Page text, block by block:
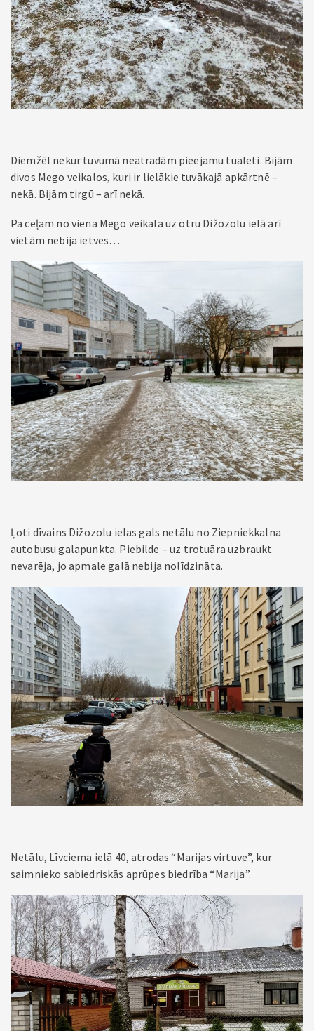
Diemžēl nekur tuvumā neatradām pieejamu tualeti. Bijām
divos Mego veikalos, kuri ir lielākie tuvākajā apkārtnē –
nekā. Bijām tirgū – arī nekā.
Pa ceļam no viena Mego veikala uz otru Dižozolu ielā arī
vietām nebija ietves…
Ļoti dīvains Dižozolu ielas gals netālu no Ziepniekkalna
autobusu galapunkta. Piebilde – uz trotuāra uzbraukt
nevarēja, jo apmale galā nebija nolīdzināta.
Netālu, Līvciema ielā 40, atrodas “Marijas virtuve”, kur
saimnieko sabiedriskās aprūpes biedrība “Marija”.